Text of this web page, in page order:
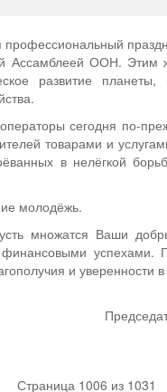
Ассамблеей ООН. Этим
развитие
сегодня по-
товарами и
в нелёгкой
молодёжь.
множатся Ваши
успехами.
и уверенности
Страница 1006 из 1031